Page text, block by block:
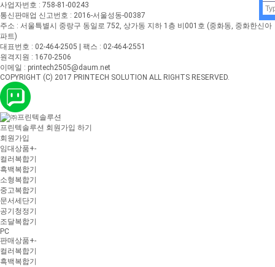
사업자번호 : 758-81-00243
통신판매업 신고번호 : 2016-서울성동-00387
주소 : 서울특별시 중랑구 동일로 752, 상가동 지하 1층 비001호 (중화동, 중화한신아
파트)
대표번호 : 02-464-2505 | 팩스 : 02-464-2551
원격지원 : 1670-2506
이메일 : printech2505@daum.net
COPYRIGHT (C) 2017 PRINTECH SOLUTION ALL RIGHTS RESERVED.
프린텍솔루션 회원가입 하기
회원가입
임대상품+-
컬러복합기
흑백복합기
소형복합기
중고복합기
문서세단기
공기청정기
조달복합기
PC
판매상품+-
컬러복합기
흑백복합기